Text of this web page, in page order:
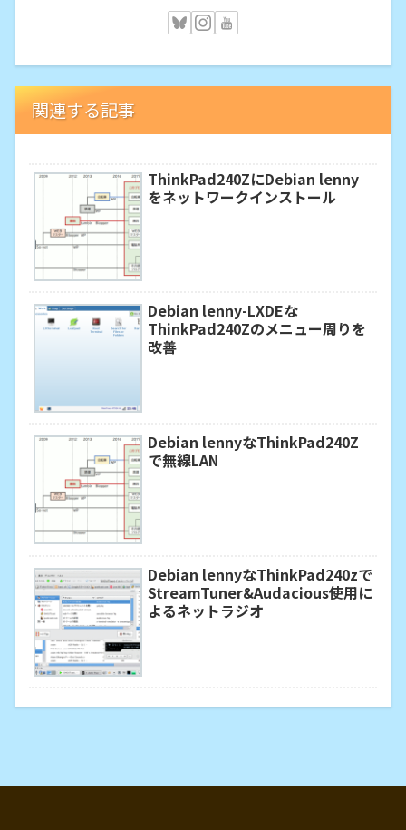
関連する記事
ThinkPad240ZにDebian lenny
をネットワークインストール
Debian lenny-LXDEな
ThinkPad240Zのメニュー周りを
改善
Debian lennyなThinkPad240Z
で無線LAN
Debian lennyなThinkPad240zで
StreamTuner&Audacious使用に
よるネットラジオ